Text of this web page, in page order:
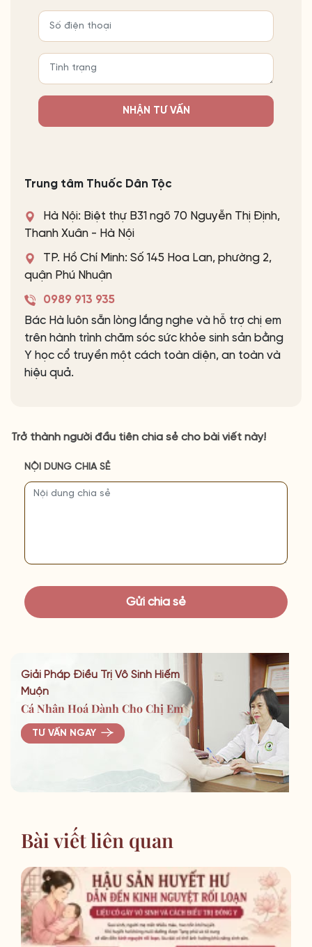
NHẬN TƯ VẤN
Trung tâm Thuốc Dân Tộc
Hà Nội: Biệt thự B31 ngõ 70 Nguyễn Thị Định,
Thanh Xuân - Hà Nội
TP. Hồ Chí Minh: Số 145 Hoa Lan, phường 2,
quận Phú Nhuận
0989 913 935
Bác Hà luôn sẵn lòng lắng nghe và hỗ trợ chị em
trên hành trình chăm sóc sức khỏe sinh sản bằng
Y học cổ truyền một cách toàn diện, an toàn và
hiệu quả.
Trở thành người đầu tiên chia sẻ cho bài viết này!
NỘI DUNG CHIA SẺ
Giải Pháp Điều Trị Vô Sinh Hiếm
Muộn
Cá Nhân Hoá Dành Cho Chị Em
TƯ VẤN NGAY
Bài viết liên quan